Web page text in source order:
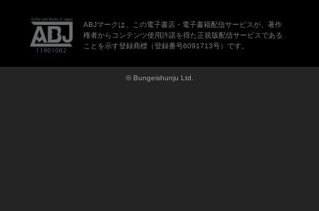
ABJマークは、この電子書店・電子書籍配信サービスが、著作
権者からコンテンツ使用許諾を得た正規版配信サービスである
ことを示す登録商標（登録番号6091713号）です。
© Bungeishunju Ltd.